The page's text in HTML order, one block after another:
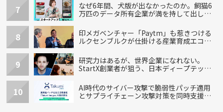
7
なぜ6年間、犬版が出なかったのか。飼猫6
万匹のデータ所有企業が満を持して出し
8
印メガベンチャー「Paytm」も惹きつける
ルクセンブルクが仕掛ける産業育成エコシ
9
研究力はあるが、世界企業になれない。
StartX創業者が狙う、日本ディープテック
10
AI時代のサイバー攻撃で脆弱性パッチ適用
とサプライチェーン攻撃対策を同時支援す